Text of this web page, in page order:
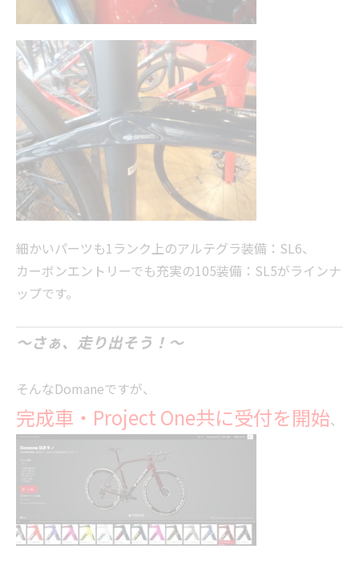
細かいパーツも1ランク上のアルテグラ装備：SL6、
カーボンエントリーでも充実の105装備：SL5がラインナ
ップです。
～さぁ、走り出そう！～
そんなDomaneですが、
完成車・Project One共に受付を開始、